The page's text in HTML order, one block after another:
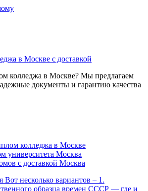
в Москве с доставкой
колледжа в Москве? Мы предлагаем
документы и гарантию качества
колледжа в Москве
университета Москва
с доставкой Москва
Вот несколько вариантов – 1.
образца времен СССР — где и